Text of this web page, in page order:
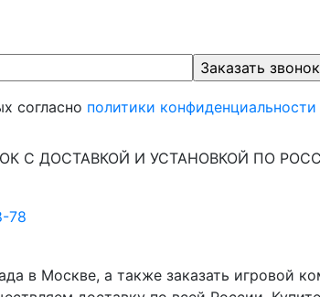
согласно политики конфиденциальности
С ДОСТАВКОЙ И УСТАНОВКОЙ ПО
78
в Москве, а также заказать игровой